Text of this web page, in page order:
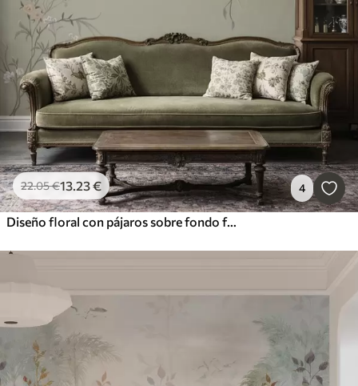
22.05€13.23€ 4
Diseño floral con pájaros sobre fondo fresco